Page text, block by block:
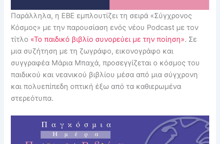
Παράλληλα, η ΕΒΕ εμπλουτίζει τη σειρά «Σύγχρονος
Κόσμος» με την παρουσίαση ενός νέου Podcast με τον
τίτλο «Το παιδικό βιβλίο συνορεύει με την ποίηση». Σε
μια συζήτηση με τη ζωγράφο, εικονογράφο και
συγγραφέα Μάρια Μπαχά, προσεγγίζεται ο κόσμος του
παιδικού και νεανικού βιβλίου μέσα από μια σύγχρονη
και πολυεπίπεδη οπτική έξω από τα καθιερωμένα
στερεότυπα.